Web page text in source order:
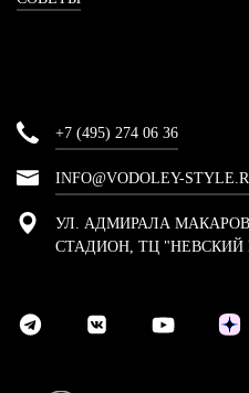
+7 (495) 274 06 36
INFO@VODOLEY-
УЛ. АДМИРАЛА
СТАДИОН, ТЦ "НЕВСКИЙ